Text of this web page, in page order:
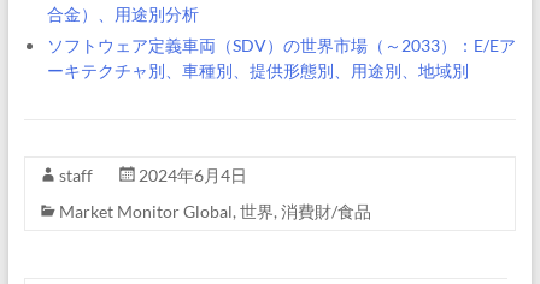
合金）、用途別分析
ソフトウェア定義車両（SDV）の世界市場（～2033）：E/Eア
ーキテクチャ別、車種別、提供形態別、用途別、地域別
staff
2024年6月4日
Market Monitor Global, 世界, 消費財/食品